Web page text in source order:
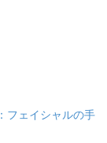
フェイシャルの手